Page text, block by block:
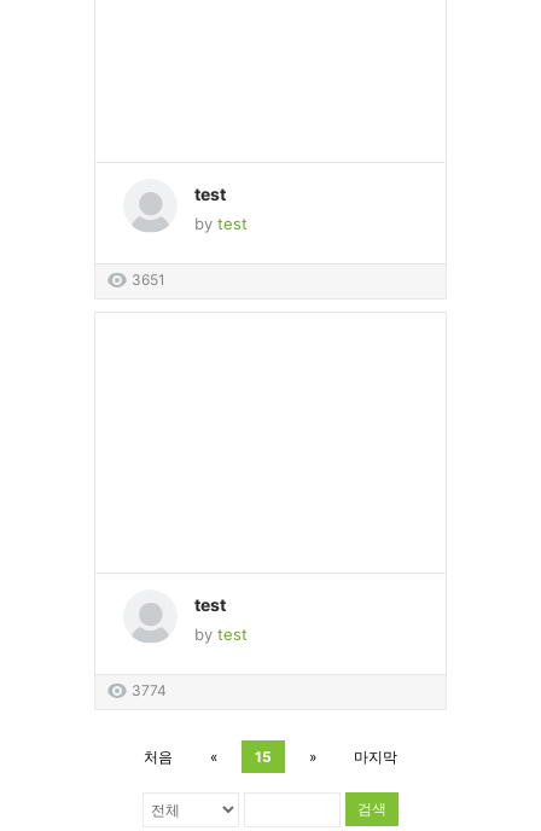
test
by test
3651
test
by test
3774
처음 « 15 » 마지막
검색